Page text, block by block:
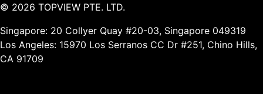
© 2026 TOPVIEW PTE. LTD.
Singapore: 20 Collyer Quay #20-03, Singapore 049319
Los Angeles: 15970 Los Serranos CC Dr #251, Chino Hills,
CA 91709